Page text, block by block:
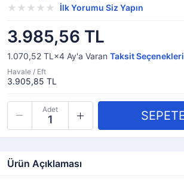
İlk Yorumu Siz Yapın
3.985,56 TL
1.070,52 TL×4 Ay'a Varan Taksit Seçenekleri
Havale / Eft
3.905,85 TL
Adet
Ürün Açıklaması